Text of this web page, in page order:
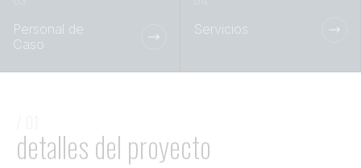
Personal de
Caso
Servicios
detalles del proyecto